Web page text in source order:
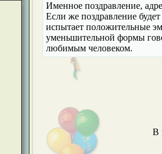
Именное поздравление,
Если же поздравление
испытает положительные
уменьшительной формы
любимым человеком.
В